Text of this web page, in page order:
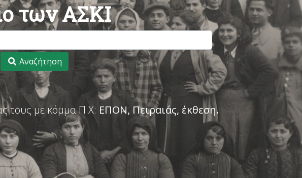
των ΑΣΚΙ
Αναζήτηση
τους με κόμμα Π.Χ: ΕΠΟΝ, Πειραιάς, έκθεση.